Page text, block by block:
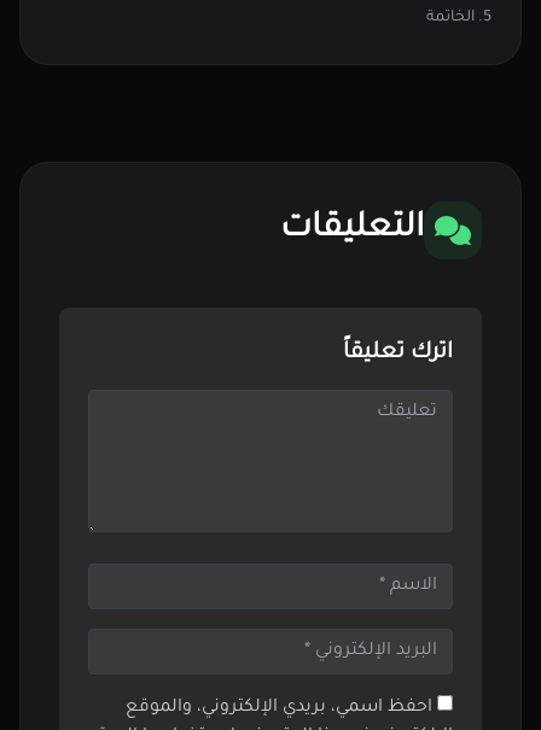
5. الخاتمة
التعليقات
اترك تعليقاً
احفظ اسمي، بريدي الإلكتروني، والموقع